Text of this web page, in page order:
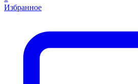
Избранное